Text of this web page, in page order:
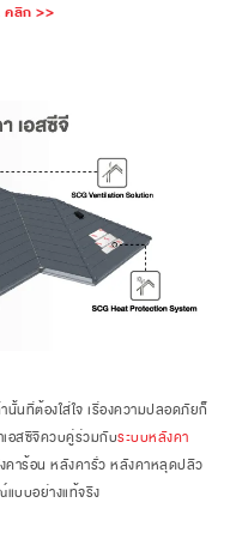
คลิก >>
นที่ต้องใส่ใจ เรื่องความปลอดภัยก็
เอสซีจีควบคู่ร่วมกับระบบหลังคา
าร้อน หลังคารั่ว หลังคาหลุดปลิว
บบอย่างแท้จริง